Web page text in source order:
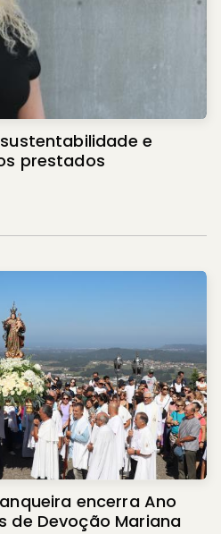
e
prestados
encerra Ano
de Devoção Mariana